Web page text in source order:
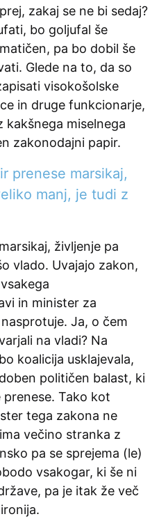
zakaj se ne bi sedaj?
bo goljufal še
pa bo dobil še
Glede na to, da so
visokošolske
in druge funkcionarje,
kakšnega miselnega
zakonodajni papir.
prenese marsikaj,
manj, je tudi z
življenje pa
vlado. Uvajajo zakon,
in minister za
Ja, o čem
na vladi? Na
koalicija usklajevala,
političen balast, ki
Tako kot
tega zakona ne
večino stranka z
pa se sprejema (le)
vsakogar, ki še ni
pa je itak že več